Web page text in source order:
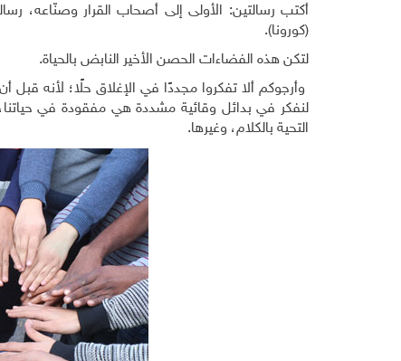
أكتب رسالتين: الأولى إلى أصحاب القرار وصنّاعه،
(كورونا).
لتكن هذه الفضاءات الحصن الأخير النابض بالحياة.
وأرجوكم ألا تفكروا مجددًا في الإغلاق حلًا؛ لأنه
لنفكر في بدائل وقائية مشددة هي مفقودة في حياتنا،
التحية بالكلام، وغيرها.